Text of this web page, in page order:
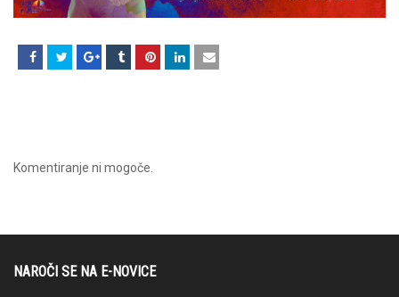
Komentiranje ni mogoče.
NAROČI SE NA E-NOVICE